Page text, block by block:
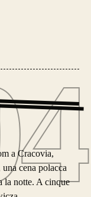
04
a Cracovia,
cena polacca
la notte. A cinque